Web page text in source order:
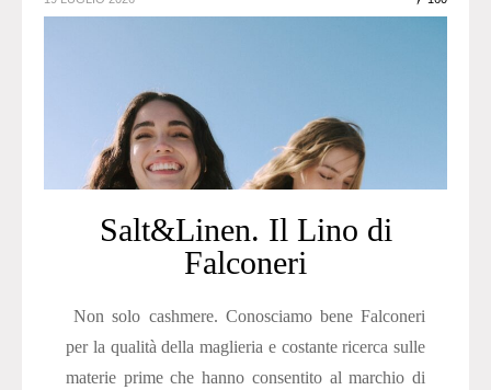
Salt&Linen. Il Lino di
Falconeri
Non solo cashmere. Conosciamo bene Falconeri
per la qualità della maglieria e costante ricerca sulle
materie prime che hanno consentito al marchio di